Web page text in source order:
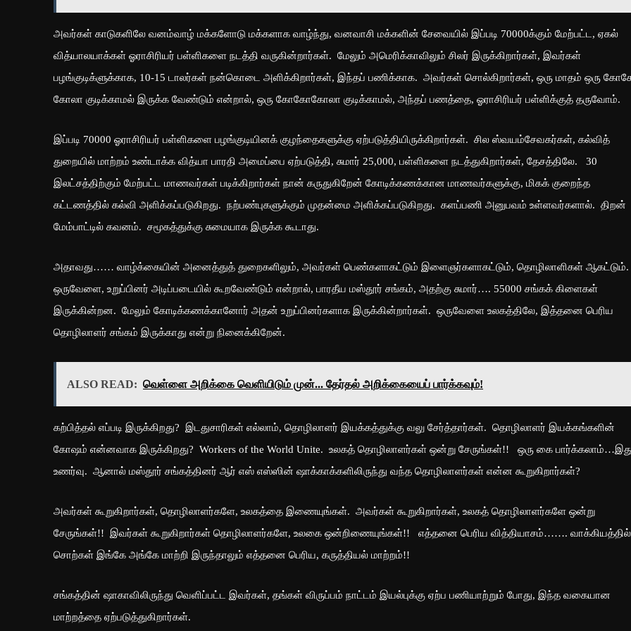
அவர்கள் காடுகளிலே வனம்வாழ் மக்களோடு மக்களாக வாழ்ந்து, வனவாசி மக்களின் சேவையில் இப்படி 70000க்கும் மேற்பட்ட, ஏகல்
வித்யாலயாக்கள் ஓராசிரியர் பள்ளிகளை நடத்தி வருகின்றார்கள். மேலும் அமெரிக்காவிலும் சிலர் இருக்கிறார்கள், இவர்கள்
பழங்குடிக்ளுக்காக, 10-15 டாலர்கள் நன்கொடை அளிக்கிறார்கள், இந்தப் பணிக்காக. அவர்கள் சொல்கிறார்கள், ஒரு மாதம் ஒரு
கோலா குடிக்காமல் இருக்க வேண்டும் என்றால், ஒரு கோகோகோலா குடிக்காமல், அந்தப் பணத்தை, ஓராசிரியர் பள்ளிக்குத் தருவோம்.
இப்படி 70000 ஓராசிரியர் பள்ளிகளை பழங்குடியினக் குழந்தைகளுக்கு ஏற்படுத்தியிருக்கிறார்கள். சில ஸ்வயம்சேவகர்கள், கல்வித்
துறையில் மாற்றம் உண்டாக்க வித்யா பாரதி அமைப்பை ஏற்படுத்தி, சுமார் 25,000, பள்ளிகளை நடத்துகிறார்கள், தேசத்திலே. 30
இலட்சத்திற்கும் மேற்பட்ட மாணவர்கள் படிக்கிறார்கள் நான் கருதுகிறேன் கோடிக்கணக்கான மாணவர்களுக்கு, மிகக் குறைந்த
கட்டணத்தில் கல்வி அளிக்கப்படுகிறது. நற்பண்புகளுக்கும் முதன்மை அளிக்கப்படுகிறது. களப்பணி அனுபவம் உள்ளவர்களால். திறன்
மேம்பாட்டில் கவனம். சமூகத்துக்கு சுமையாக இருக்க கூடாது.
அதாவது…… வாழ்க்கையின் அனைத்துத் துறைகளிலும், அவர்கள் பெண்களாகட்டும் இளைஞர்களாகட்டும், தொழிலாளிகள் ஆகட்டும்.
ஒருவேளை, உறுப்பினர் அடிப்படையில் கூறவேண்டும் என்றால், பாரதீய மஸ்தூர் சங்கம், அதற்கு சுமார்…. 55000 சங்கக் கிளைகள்
இருக்கின்றன. மேலும் கோடிக்கணக்கானோர் அதன் உறுப்பினர்களாக இருக்கின்றார்கள். ஒருவேளை உலகத்திலே, இத்தனை பெரிய
தொழிலாளர் சங்கம் இருக்காது என்று நினைக்கிறேன்.
ALSO READ: வெள்ளை அறிக்கை வெளியிடும் முன்... தேர்தல் அறிக்கையைப் பார்க்கவும்!
கற்பித்தல் எப்படி இருக்கிறது? இடதுசாரிகள் எல்லாம், தொழிலாளர் இயக்கத்துக்கு வலு சேர்த்தார்கள். தொழிலாளர் இயக்கங்களின்
கோஷம் என்னவாக இருக்கிறது? Workers of the World Unite. உலகத் தொழிலாளர்கள் ஒன்று சேருங்கள்!! ஒரு கை
உணர்வு. ஆனால் மஸ்தூர் சங்கத்தினர் ஆர் எஸ் எஸ்ஸின் ஷாக்காக்களிலிருந்து வந்த தொழிலாளர்கள் என்ன கூறுகிறார்கள்?
அவர்கள் கூறுகிறார்கள், தொழிலாளர்களே, உலகத்தை இணையுங்கள். அவர்கள் கூறுகிறார்கள், உலகத் தொழிலாளர்களே ஒன்று
சேருங்கள்!! இவர்கள் கூறுகிறார்கள் தொழிலாளர்களே, உலகை ஒன்றிணையுங்கள்!! எத்தனை பெரிய வித்தியாசம்……. வாக்கியத்தில்
சொற்கள் இங்கே அங்கே மாற்றி இருந்தாலும் எத்தனை பெரிய, கருத்தியல் மாற்றம்!!
சங்கத்தின் ஷாகாவிலிருந்து வெளிப்பட்ட இவர்கள், தங்கள் விருப்பம் நாட்டம் இயல்புக்கு ஏற்ப பணியாற்றும் போது, இந்த வகையான
மாற்றத்தை ஏற்படுத்துகிறார்கள்.